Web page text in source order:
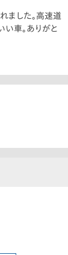
ました。高速道
い車。ありがと